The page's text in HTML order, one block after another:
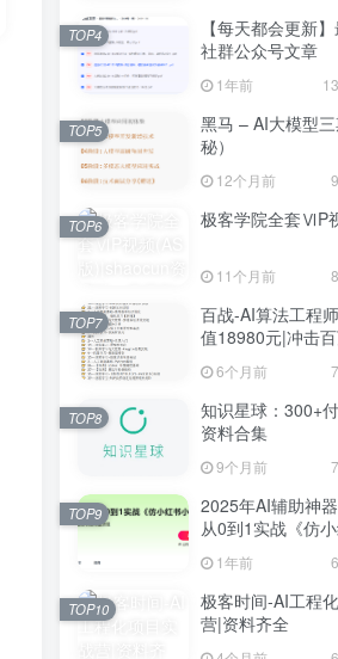
【每天都会更新
社群公众号文章
1年前
TOP4
黑马 – AI大模型
秘）
12个月前
TOP5
极客学院全套ⅥP
11个月前
TOP6
百战-AI算法工程
值18980元|冲击
结无秘
6个月前
TOP7
知识星球：300+
资料合集
9个月前
TOP8
2025年AI辅助神
从0到1实战《仿
序》1年前
TOP9
极客时间-AI工程
营|资料齐全
TOP10